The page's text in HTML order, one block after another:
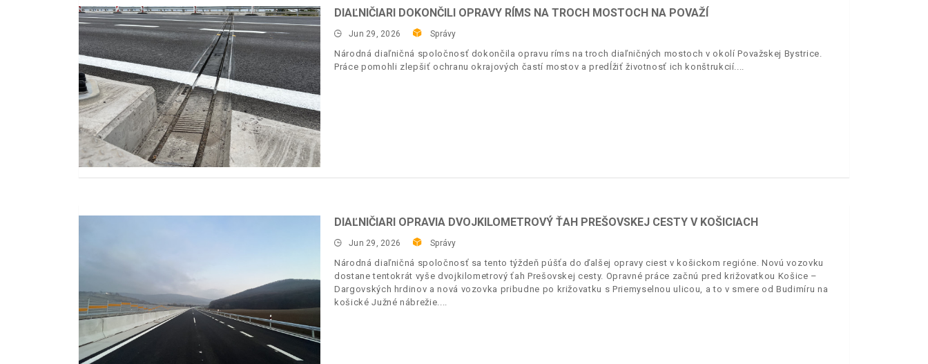
DIAĽNIČIARI DOKONČILI OPRAVY RÍMS NA TROCH MOSTOCH NA POVAŽÍ
Jun 29, 2026 Správy
Národná diaľničná spoločnosť dokončila opravu ríms na troch diaľničných mostoch v okolí Považskej Bystrice.
Práce pomohli zlepšiť ochranu okrajových častí mostov a predĺžiť životnosť ich konštrukcií.
DIAĽNIČIARI OPRAVIA DVOJKILOMETROVÝ ŤAH PREŠOVSKEJ CESTY V KOŠICIACH
Jun 29, 2026 Správy
Národná diaľničná spoločnosť sa tento týždeň púšťa do ďalšej opravy ciest v košickom regióne. Novú vozovku
dostane tentokrát vyše dvojkilometrový ťah Prešovskej cesty. Opravné práce začnú pred križovatkou Košice –
Dargovských hrdinov a nová vozovka pribudne po križovatku s Priemyselnou ulicou, a to v smere od Budimíru na
košické Južné nábrežie.